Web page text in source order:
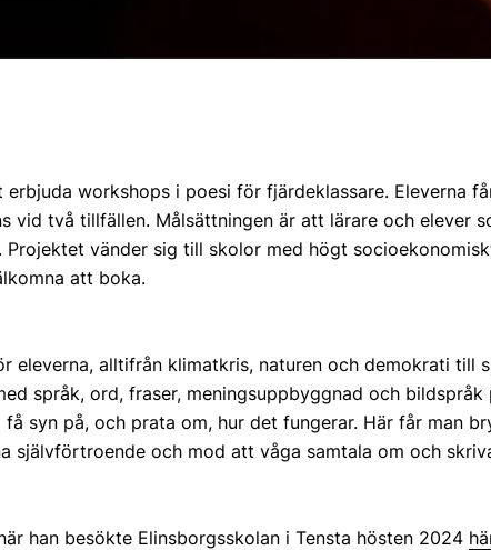
workshops i poesi för fjärdeklassare. Eleverna
vid två tillfällen. Målsättningen är att lärare och elever
vänder sig till skolor med högt
att boka.
eleverna, alltifrån klimatkris, naturen och demokrati till
språk, ord, fraser, meningsuppbyggnad och bildspråk
syn på, och prata om, hur det fungerar. Här får man
självförtroende och mod att våga samtala om och
han besökte Elinsborgsskolan i Tensta hösten 2024